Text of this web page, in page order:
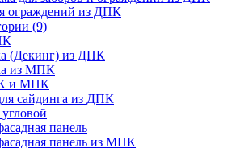
ограждений из ДПК
(9)
(Декинг) из ДПК
из МПК
и МПК
сайдинга из ДПК
панель
панель из МПК